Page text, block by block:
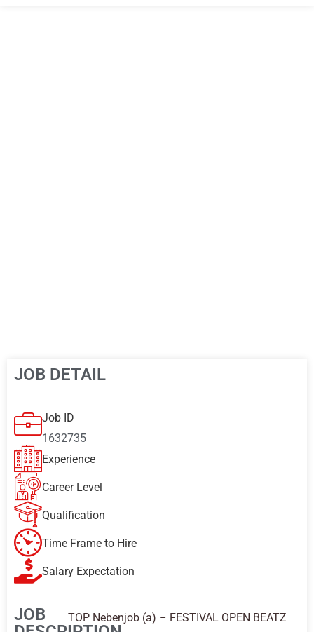
JOB DETAIL
Job ID
1632735
Experience
Career Level
Qualification
Time Frame to Hire
Salary Expectation
JOB
TOP Nebenjob (a) – FESTIVAL OPEN BEATZ